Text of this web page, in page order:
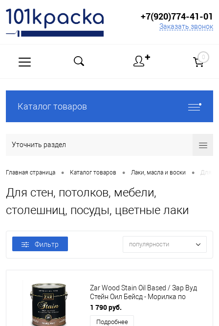
+7(920)774-41-01
Заказать звонок
✚ 0
Каталог товаров
Уточнить раздел
Главная страница • Каталог товаров • Лаки, масла и воски • Для
Для стен, потолков, мебели,
столешниц, посуды, цветные лаки
Фильтр популярности
Zar Wood Stain Oil Based / Зар Вуд
Стейн Оил Бейсд - Морилка по
дереву на масляной основе
1 790 руб.
Подробнее